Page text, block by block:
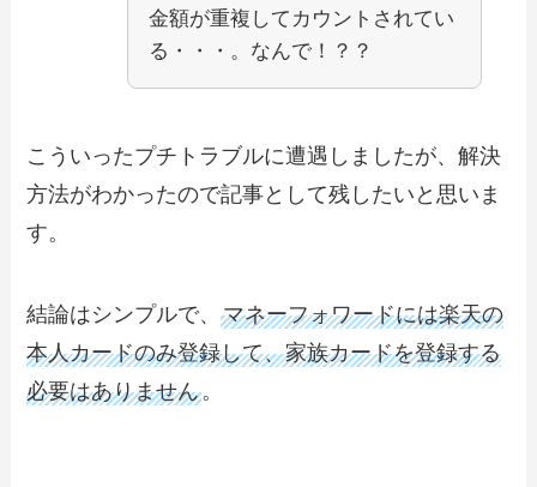
金額が重複してカウントされてい
る・・・。なんで！？？
こういったプチトラブルに遭遇しましたが、解決
方法がわかったので記事として残したいと思いま
す。
結論はシンプルで、マネーフォワードには楽天の
本人カードのみ登録して、家族カードを登録する
必要はありません。